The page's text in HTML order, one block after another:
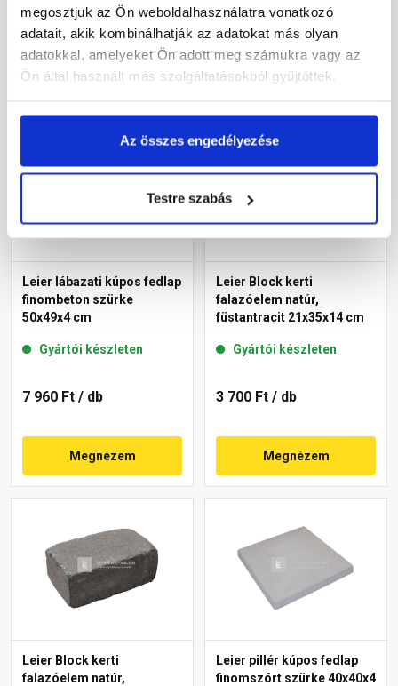
megosztjuk az Ön weboldalhasználatra vonatkozó
adatait, akik kombinálhatják az adatokat más olyan
adatokkal, amelyeket Ön adott meg számukra vagy az
Ön által használt más szolgáltatásokból gyűjtöttek.
Az összes engedélyezése
Testre szabás
3 780 Ft/ db
Megnézem
18 670 Ft/ db
Megnézem
Leier lábazati kúpos fedlap
finombeton szürke
50x49x4 cm
Gyártói készleten
7 960 Ft / db
Megnézem
Leier Block kerti
falazóelem natúr,
füstantracit 21x35x14 cm
Gyártói készleten
3 700 Ft / db
Megnézem
Leier Block kerti
falazóelem natúr,
Leier pillér kúpos fedlap
finomszórt szürke 40x40x4